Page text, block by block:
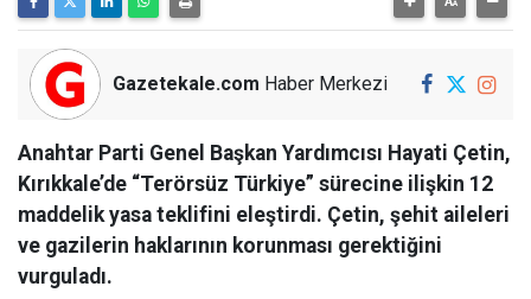
Gazetekale.com Haber Merkezi
Anahtar Parti Genel Başkan Yardımcısı Hayati Çetin,
Kırıkkale’de “Terörsüz Türkiye” sürecine ilişkin 12
maddelik yasa teklifini eleştirdi. Çetin, şehit aileleri
ve gazilerin haklarının korunması gerektiğini
vurguladı.